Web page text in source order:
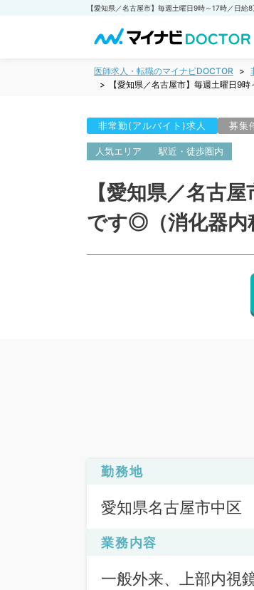
医師求人・転職のマイナビDOCTOR
【愛知県／名古屋市】毎週土曜日9
非常勤(アルバイト)求人 募集
人気エリア 駅近・徒歩圏内
【愛知県／名古
です◎（消化器内
勤務地
愛知県名古屋市中区
業務内容
一般外来、上部内視